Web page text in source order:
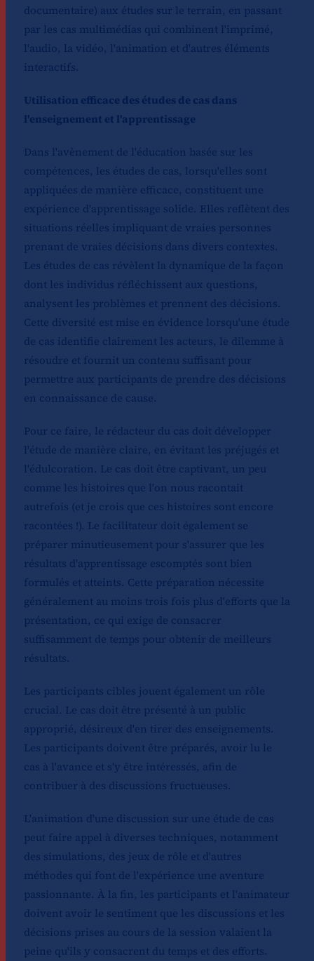
documentaire) aux études sur le terrain, en passant
par les cas multimédias qui combinent l'imprimé,
l'audio, la vidéo, l'animation et d'autres éléments
interactifs.
Utilisation efficace des études de cas dans
l'enseignement et l'apprentissage
Dans l'avènement de l'éducation basée sur les
compétences, les études de cas, lorsqu'elles sont
appliquées de manière efficace, constituent une
expérience d'apprentissage solide. Elles reflètent des
situations réelles impliquant de vraies personnes
prenant de vraies décisions dans divers contextes.
Les études de cas révèlent la dynamique de la façon
dont les individus réfléchissent aux questions,
analysent les problèmes et prennent des décisions.
Cette diversité est mise en évidence lorsqu'une étude
de cas identifie clairement les acteurs, le dilemme à
résoudre et fournit un contenu suffisant pour
permettre aux participants de prendre des décisions
en connaissance de cause.
Pour ce faire, le rédacteur du cas doit développer
l'étude de manière claire, en évitant les préjugés et
l'édulcoration. Le cas doit être captivant, un peu
comme les histoires que l'on nous racontait
autrefois (et je crois que ces histoires sont encore
racontées !). Le facilitateur doit également se
préparer minutieusement pour s'assurer que les
résultats d'apprentissage escomptés sont bien
formulés et atteints. Cette préparation nécessite
généralement au moins trois fois plus d'efforts que la
présentation, ce qui exige de consacrer
suffisamment de temps pour obtenir de meilleurs
résultats.
Les participants cibles jouent également un rôle
crucial. Le cas doit être présenté à un public
approprié, désireux d'en tirer des enseignements.
Les participants doivent être préparés, avoir lu le
cas à l'avance et s'y être intéressés, afin de
contribuer à des discussions fructueuses.
L'animation d'une discussion sur une étude de cas
peut faire appel à diverses techniques, notamment
des simulations, des jeux de rôle et d'autres
méthodes qui font de l'expérience une aventure
passionnante. À la fin, les participants et l'animateur
doivent avoir le sentiment que les discussions et les
décisions prises au cours de la session valaient la
peine qu'ils y consacrent du temps et des efforts.